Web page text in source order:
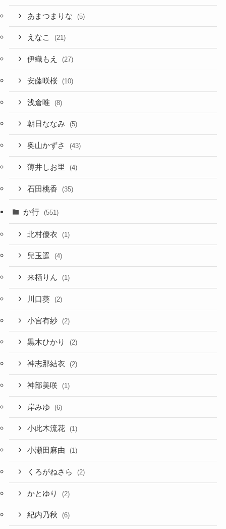
あまつまりな (5)
えなこ (21)
伊織もえ (27)
安藤咲桜 (10)
浅倉唯 (8)
朝日ななみ (5)
奥山かずさ (43)
薄井しお里 (4)
石田桃香 (35)
か行 (551)
北村優衣 (1)
兒玉遥 (4)
来栖りん (1)
川口葵 (2)
小宮有紗 (2)
黒木ひかり (2)
神志那結衣 (2)
神部美咲 (1)
岸みゆ (6)
小此木流花 (1)
小瀬田麻由 (1)
くろがねさら (2)
かとゆり (2)
紀内乃秋 (6)